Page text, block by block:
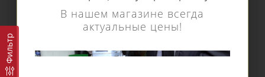
В нашем магазине всегда
актуальные цены!
Фильтр